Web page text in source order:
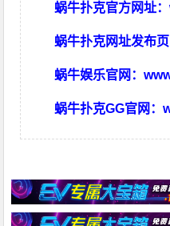
蜗牛扑克官方网址：
蜗牛扑克网址发布
蜗牛娱乐官网：
蜗牛扑克GG官网：